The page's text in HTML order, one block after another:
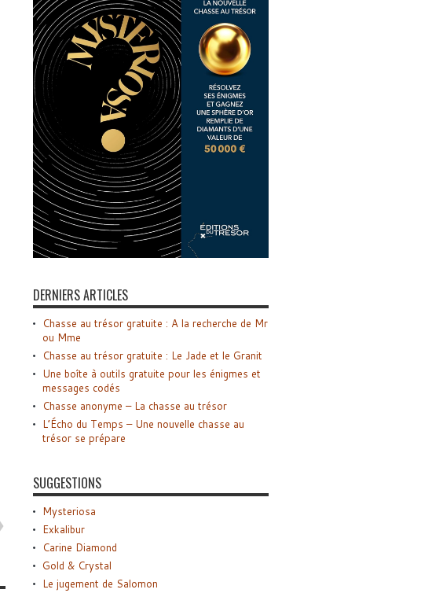
DERNIERS ARTICLES
Chasse au trésor gratuite : A la recherche de Mr
ou Mme
Chasse au trésor gratuite : Le Jade et le Granit
Une boîte à outils gratuite pour les énigmes et
messages codés
Chasse anonyme – La chasse au trésor
L’Écho du Temps – Une nouvelle chasse au
trésor se prépare
SUGGESTIONS
Mysteriosa
Exkalibur
Carine Diamond
Gold & Crystal
Le jugement de Salomon